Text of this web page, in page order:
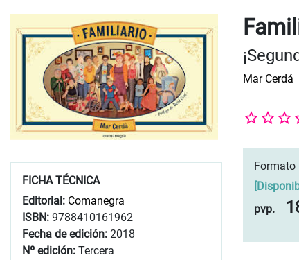
FICHA TÉCNICA
Editorial: Comanegra
ISBN: 9788410161962
Fecha de edición: 2018
Nº edición: Tercera
Mar Cerdá
Formato
pvp.